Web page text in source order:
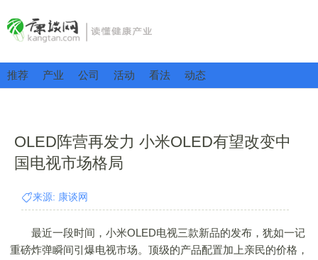
推荐 产业 公司 活动 看法 动态
OLED阵营再发力 小米OLED有望改变中
国电视市场格局
来源: 康谈网
最近一段时间，小米OLED电视三款新品的发布，犹如一记
重磅炸弹瞬间引爆电视市场。顶级的产品配置加上亲民的价格，